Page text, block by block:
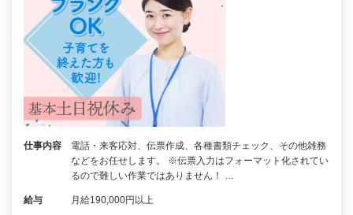
仕事内容
電話・来客応対、伝票作成、各種書類チェック、その他雑務
などをお任せします。 ※伝票入力はフォーマット化されてい
るので難しい作業ではありません！ …
給与 月給190,000円以上